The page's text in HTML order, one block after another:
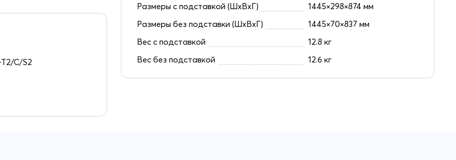
C/S2
Размеры с подставкой (ШxВxГ)
1445×298×874 мм
Размеры без подставки (ШxВxГ)
1445×70×837 мм
Вес с подставкой
12.8 кг
Вес без подставкой
12.6 кг